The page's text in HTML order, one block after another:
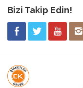
Bizi Takip Edin!